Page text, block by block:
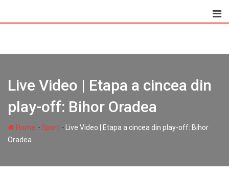
Live Video | Etapa a cincea din
play-off: Bihor Oradea
Home -Sport -
Live Video | Etapa a cincea din play-off: Bihor
Oradea